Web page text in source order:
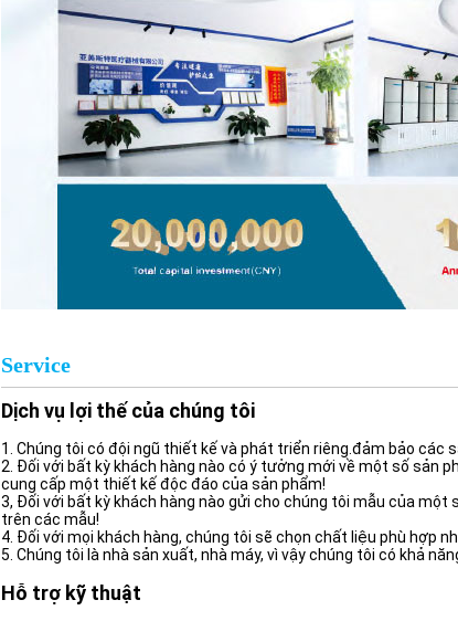
Service
Dịch vụ lợi thế của chúng tôi
1. Chúng tôi có đội ngũ thiết kế và phát triển riêng.đảm bảo các
2. Đối với bất kỳ khách hàng nào có ý tưởng mới về một số sản
cung cấp một thiết kế độc đáo của sản phẩm!
3, Đối với bất kỳ khách hàng nào gửi cho chúng tôi mẫu của
trên các mẫu!
4. Đối với mọi khách hàng, chúng tôi sẽ chọn chất liệu phù hợp
5. Chúng tôi là nhà sản xuất, nhà máy, vì vậy chúng tôi có khả
Hỗ trợ kỹ thuật